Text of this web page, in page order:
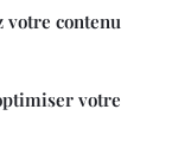
contenu
votre